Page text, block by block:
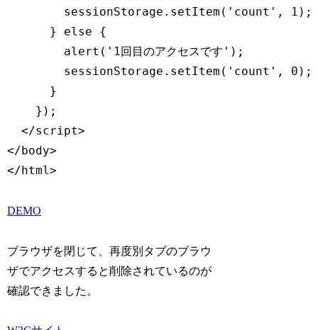
        sessionStorage.setItem('count', 1);
      } else {
        alert('1回目のアクセスです');
        sessionStorage.setItem('count', 0);
      }
    });
  </script>
</body>
</html>
DEMO
ブラウザを閉じて、再度別タブのブラウ
ザでアクセスすると削除されているのが
確認できました。